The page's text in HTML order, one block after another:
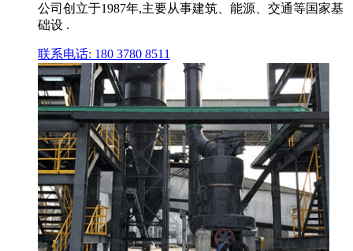
公司创立于1987年,主要从事建筑、能源、交通等国家基
础设 .
联系电话: 180 3780 8511